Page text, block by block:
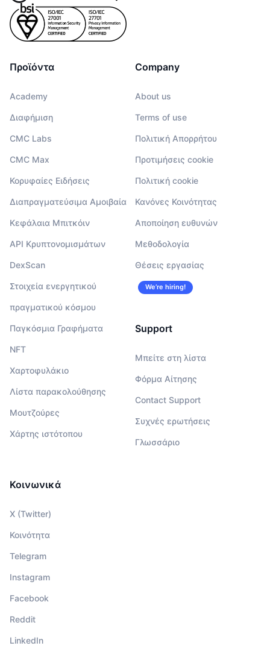
Προϊόντα
Academy
Διαφήμιση
CMC Labs
CMC Max
Κορυφαίες Ειδήσεις
Διαπραγματεύσιμα Αμοιβαία
Κεφάλαια Μπιτκόιν
API Κρυπτονομισμάτων
DexScan
Στοιχεία ενεργητικού
πραγματικού κόσμου
Παγκόσμια Γραφήματα
NFT
Χαρτοφυλάκιο
Λίστα παρακολούθησης
Μουτζούρες
Χάρτης ιστότοπου
Company
About us
Terms of use
Πολιτική Απορρήτου
Προτιμήσεις cookie
Πολιτική cookie
Κανόνες Κοινότητας
Αποποίηση ευθυνών
Μεθοδολογία
Θέσεις εργασίας
We’re hiring!
Support
Μπείτε στη λίστα
Φόρμα Αίτησης
Contact Support
Συχνές ερωτήσεις
Γλωσσάριο
Κοινωνικά
X (Twitter)
Κοινότητα
Telegram
Instagram
Facebook
Reddit
LinkedIn